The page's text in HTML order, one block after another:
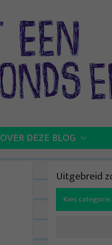
OVER DEZE BLOG
Uitgebreid
Search
for: